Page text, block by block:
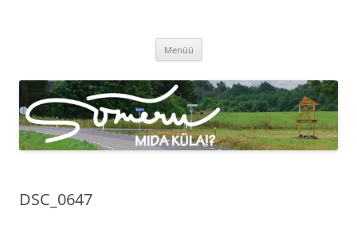
Menüü Liigu
juurde
DSC_0647